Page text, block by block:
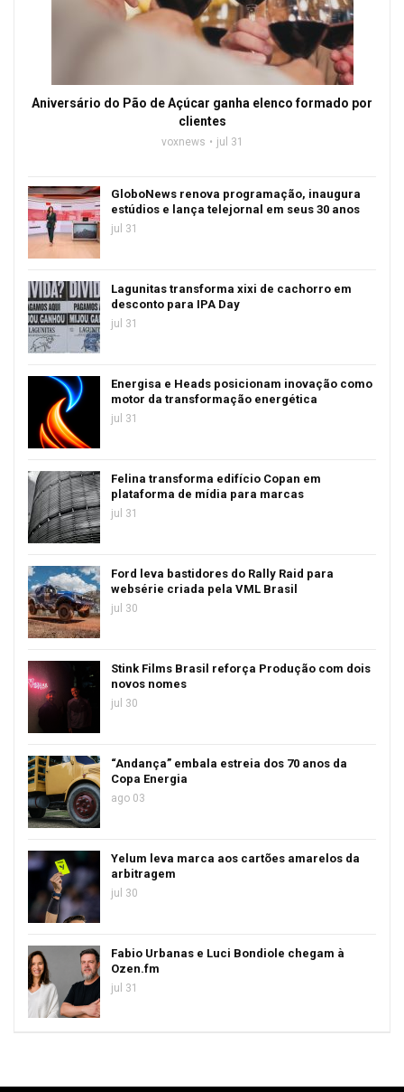
Aniversário do Pão de Açúcar ganha elenco formado por
clientes
voxnews jul 31
GloboNews renova programação, inaugura
estúdios e lança telejornal em seus 30 anos
jul 31
Lagunitas transforma xixi de cachorro em
desconto para IPA Day
jul 31
Energisa e Heads posicionam inovação como
motor da transformação energética
jul 31
Felina transforma edifício Copan em
plataforma de mídia para marcas
jul 31
Ford leva bastidores do Rally Raid para
websérie criada pela VML Brasil
jul 30
Stink Films Brasil reforça Produção com dois
novos nomes
jul 30
“Andança” embala estreia dos 70 anos da
Copa Energia
ago 03
Yelum leva marca aos cartões amarelos da
arbitragem
jul 30
Fabio Urbanas e Luci Bondiole chegam à
Ozen.fm
jul 31